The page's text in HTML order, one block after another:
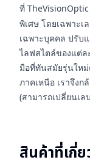
ที่
พิเศษ โดยเฉพาะ
เฉพาะบุคคล ปรับ
ไลฟสไตล์ของแต่ล
มือที่ทันสมัยรุ่นให
ภาคเหนือ เราจึง
(สามารถเปลี่ยนเ
สินค้าที่เกี่